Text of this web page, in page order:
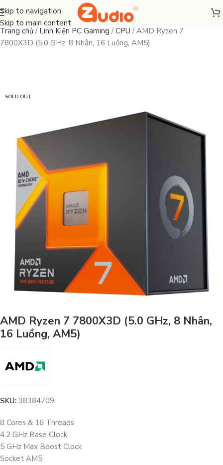
Skip to navigation
Skip to main content
Trang chủ / Linh Kiện PC Gaming /CPU /AMD Ryzen 7
7800X3D (5.0 GHz, 8 Nhân, 16 Luồng, AM5)
SOLD OUT
AMD Ryzen 7 7800X3D (5.0 GHz, 8 Nhân,
16 Luồng, AM5)
SKU: 38384709
8 Cores & 16 Threads
4.2 GHz Base Clock
5 GHz Max Boost Clock
Socket AM5